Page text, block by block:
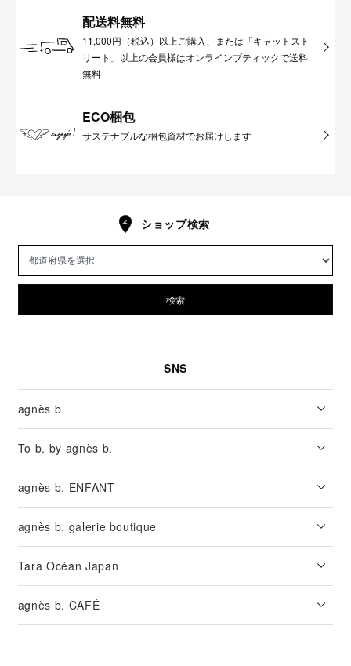
配送料無料
11,000円（税込）以上ご購入、または「キャットスト
リート」以上の会員様はオンラインブティックで送料
無料
ECO梱包
サステナブルな梱包資材でお届けします
ショップ検索
検索
SNS
agnès b.
To b. by agnès b.
agnès b. ENFANT
agnès b. galerie boutique
Tara Océan Japan
agnès b. CAFÉ